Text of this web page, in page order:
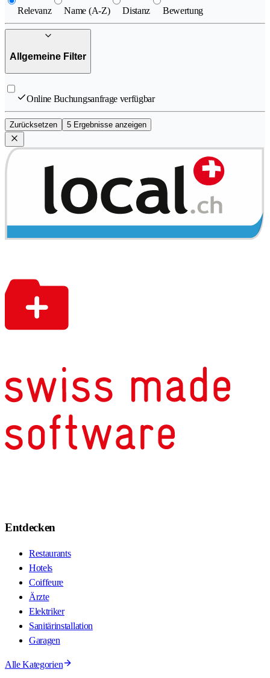
Relevanz Name (A-Z) Distanz Bewertung
Allgemeine Filter
Online Buchungsanfrage verfügbar
Zurücksetzen 5 Ergebnisse anzeigen
Entdecken
Restaurants
Hotels
Coiffeure
Ärzte
Elektriker
Sanitärinstallation
Garagen
Alle Kategorien